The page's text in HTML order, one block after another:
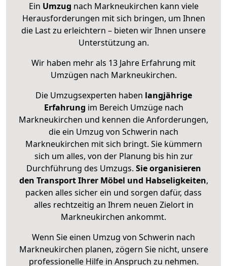
Ein Umzug nach Markneukirchen kann viele
Herausforderungen mit sich bringen, um Ihnen
die Last zu erleichtern – bieten wir Ihnen unsere
Unterstützung an.
Wir haben mehr als 13 Jahre Erfahrung mit
Umzügen nach Markneukirchen.
Die Umzugsexperten haben langjährige
Erfahrung im Bereich Umzüge nach
Markneukirchen und kennen die Anforderungen,
die ein Umzug von Schwerin nach
Markneukirchen mit sich bringt. Sie kümmern
sich um alles, von der Planung bis hin zur
Durchführung des Umzugs. Sie organisieren
den Transport Ihrer Möbel und Habseligkeiten,
packen alles sicher ein und sorgen dafür, dass
alles rechtzeitig an Ihrem neuen Zielort in
Markneukirchen ankommt.
Wenn Sie einen Umzug von Schwerin nach
Markneukirchen planen, zögern Sie nicht, unsere
professionelle Hilfe in Anspruch zu nehmen.